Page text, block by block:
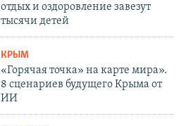
отдых и оздоровление завезут
тысячи детей
КРЫМ
«Горячая точка» на карте мира».
8 сценариев будущего Крыма от
ИИ